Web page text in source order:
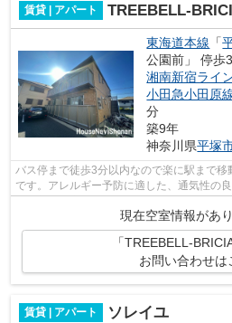
賃貸 | アパート TREEBELL-
東海道本線 「
公園前」 停歩
湘南新宿ライ
小田急小田原
分
築9年
神奈川県平塚
バス停まで徒歩3分以内なので楽に駅まで移
です。アレルギー予防に適した、通気性の
体は新鮮な空気を吸うところから。こち...
現在空室情報があり
「TREEBELL-
お問い合わせは
賃貸 | アパート ソレイユ